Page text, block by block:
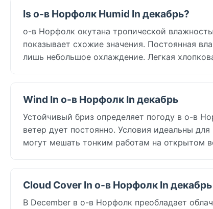
Is о-в Норфолк Humid In декабрь?
о-в Норфолк окутана тропической
показывает схожие значения. Постоянная
лишь небольшое охлаждение. Легкая
Wind In о-в Норфолк In декабрь
Устойчивый бриз определяет погоду в о-в
ветер дует постоянно. Условия идеальны
могут мешать тонким работам на открытом
Cloud Cover In о-в Норфолк In декабрь
В December в о-в Норфолк преобладает